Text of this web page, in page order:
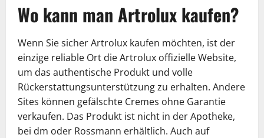
Wo kann man Artrolux kaufen?
Wenn Sie sicher Artrolux kaufen möchten, ist der
einzige reliable Ort die Artrolux offizielle Website,
um das authentische Produkt und volle
Rückerstattungsunterstützung zu erhalten. Andere
Sites können gefälschte Cremes ohne Garantie
verkaufen. Das Produkt ist nicht in der Apotheke,
bei dm oder Rossmann erhältlich. Auch auf